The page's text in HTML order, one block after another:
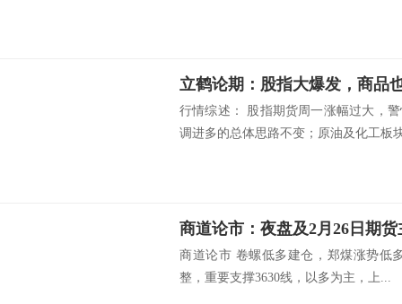
行情综述： 股指期货周一涨幅过大，
调进多的总体思路不变；原油及化工板
商道论市：夜盘及2月26日期
商道论市 卷螺低多建仓，郑煤涨势低
整，重要支撑3630线，以多为主，上...